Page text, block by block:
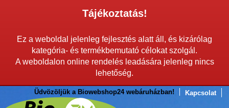
Tájékoztatás!
Ez a weboldal jelenleg fejlesztés alatt áll, és kizárólag
kategória- és termékbemutató célokat szolgál.
A weboldalon online rendelés leadására jelenleg nincs
lehetőség.
Üdvözöljük a Biowebshop24 webáruházban! Kapcsolat